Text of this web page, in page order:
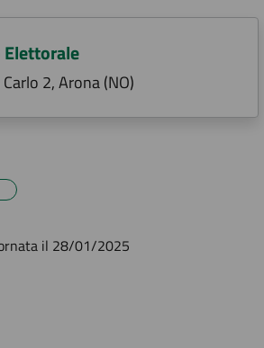
2, Arona (NO)
il 28/01/2025